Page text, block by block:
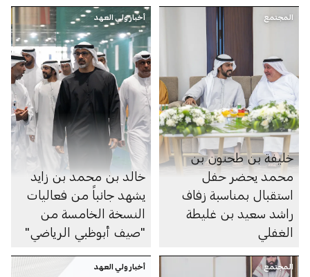
المجتمع
خليفة بن طحنون بن
محمد يحضر حفل
استقبال بمناسبة زفاف
راشد سعيد بن غليطة
الغفلي
أخبار ولي العهد
خالد بن محمد بن زايد
يشهد جانباً من فعاليات
النسخة الخامسة من
"صيف أبوظبي الرياضي"
المجتمع أخبار ولي العهد